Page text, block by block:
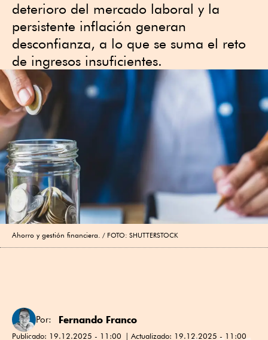
deterioro del mercado laboral y la
persistente inflación generan
desconfianza, a lo que se suma el reto
de ingresos insuficientes.
Ahorro y gestión financiera. FOTO: SHUTTERSTOCK
Por: Fernando Franco
Publicado: 19.12.2025 - 11:00 Actualizado: 19.12.2025 - 11:00